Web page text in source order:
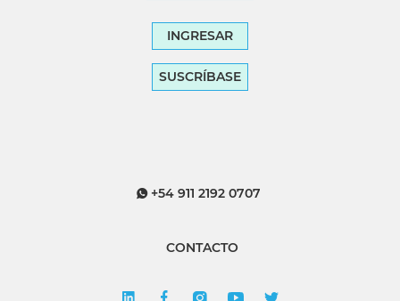
INGRESAR
SUSCRÍBASE
+54 911 2192 0707
CONTACTO